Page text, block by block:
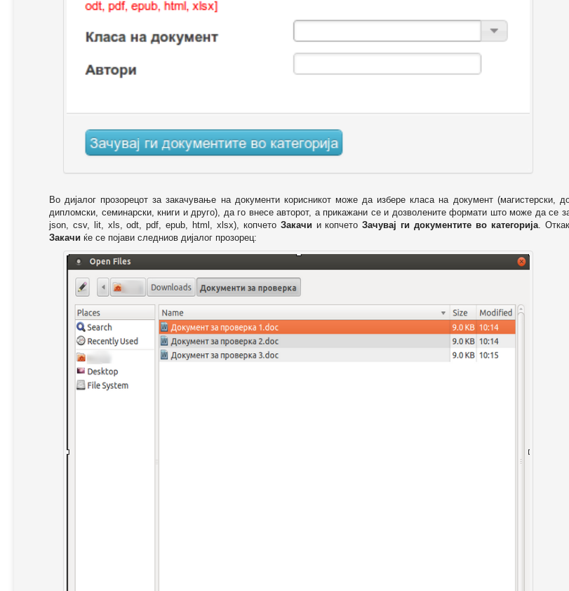
Во дијалог прозорецот за закачување на документи корисникот може да избере класа на документ (магистерски,
дипломски, семинарски, книги и друго), да го внесе авторот, а прикажани се и дозволените формати што може да се
json, csv, lit, xls, odt, pdf, epub, html, xlsx), копчето Закачи и копчетоЗачувај ги документите во категорија.
Закачи ќе се појави следниов дијалог прозорец: